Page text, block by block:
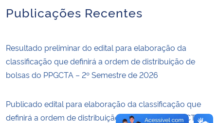
Publicações Recentes
Resultado preliminar do edital para elaboração da
classificação que definirá a ordem de distribuição de
bolsas do PPGCTA – 2º Semestre de 2026
Publicado edital para elaboração da classificação que
definirá a ordem de distribuição de bolsas do PPGCTA –